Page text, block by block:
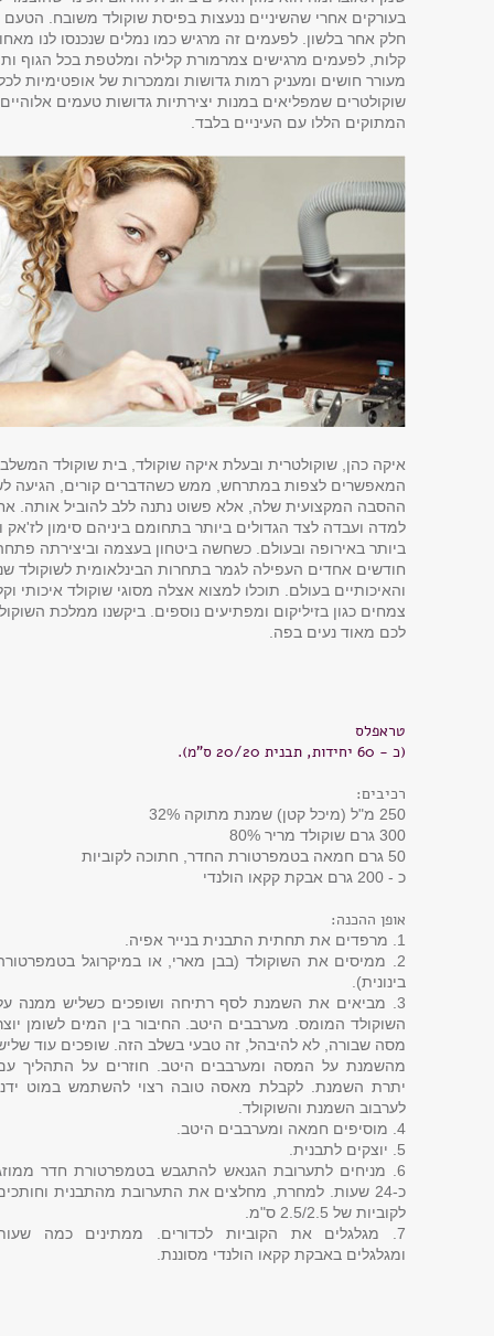
בעורקים אחרי שהשיניים ננעצות בפיסת שוקולד משובח.
חלק אחר בלשון. לפעמים זה מרגיש כמו נמלים שנכנסו לנו
קלות, לפעמים מרגישים צמרמורת קלילה ומלטפת בכל הגוף
מעורר חושים ומעניק רמות גדושות וממכרות של
שוקולטרים שמפליאים במנות יצירתיות גדושות טעמים
המתוקים הללו עם העיניים בלבד.
איקה כהן, שוקולטרית ובעלת איקה שוקולד, בית שוקולד
המאפשרים לצפות במתרחש, ממש כשהדברים קורים, הגיעה
ההסבה המקצועית שלה, אלא פשוט נתנה ללב להוביל אותה.
למדה ועבדה לצד הגדולים ביותר בתחומם ביניהם סימון לז'אק
ביותר באירופה ובעולם. כשחשה ביטחון בעצמה וביצירתה
חודשים אחדים העפילה לגמר בתחרות הבינלאומית לשוקולד
והאיכותיים בעולם. תוכלו למצוא אצלה מסוגי שוקולד
צמחים כגון בזיליקום ומפתיעים נוספים. ביקשנו ממלכת
לכם מאוד נעים בפה.
טראפלס
(כ - 60 יחידות, תבנית 20/20 ס"מ).
רכיבים:
250 מ"ל (מיכל קטן) שמנת מתוקה 32%
300 גרם שוקולד מריר 80%
50 גרם חמאה בטמפרטורת החדר, חתוכה לקוביות
כ - 200 גרם אבקת קקאו הולנדי
אופן ההכנה:
1. מרפדים את תחתית התבנית בנייר אפיה.
2. ממיסים את השוקולד (בבן מארי, או במיקרוגל
בינונית).
3. מביאים את השמנת לסף רתיחה ושופכים כשליש ממנה
השוקולד המומס. מערבבים היטב. החיבור בין המים לשומן
מסה שבורה, לא להיבהל, זה טבעי בשלב הזה. שופכים עוד
מהשמנת על המסה ומערבבים היטב. חוזרים על התהליך
יתרת השמנת. לקבלת מאסה טובה רצוי להשתמש במוט
לערבוב השמנת והשוקולד.
4. מוסיפים חמאה ומערבבים היטב.
5. יוצקים לתבנית.
6. מניחים לתערובת הגנאש להתגבש בטמפרטורת חדר
כ-24 שעות. למחרת, מחלצים את התערובת מהתבנית
לקוביות של 2.5/2.5 ס"מ.
7. מגלגלים את הקוביות לכדורים. ממתינים כמה
ומגלגלים באבקת קקאו הולנדי מסוננת.